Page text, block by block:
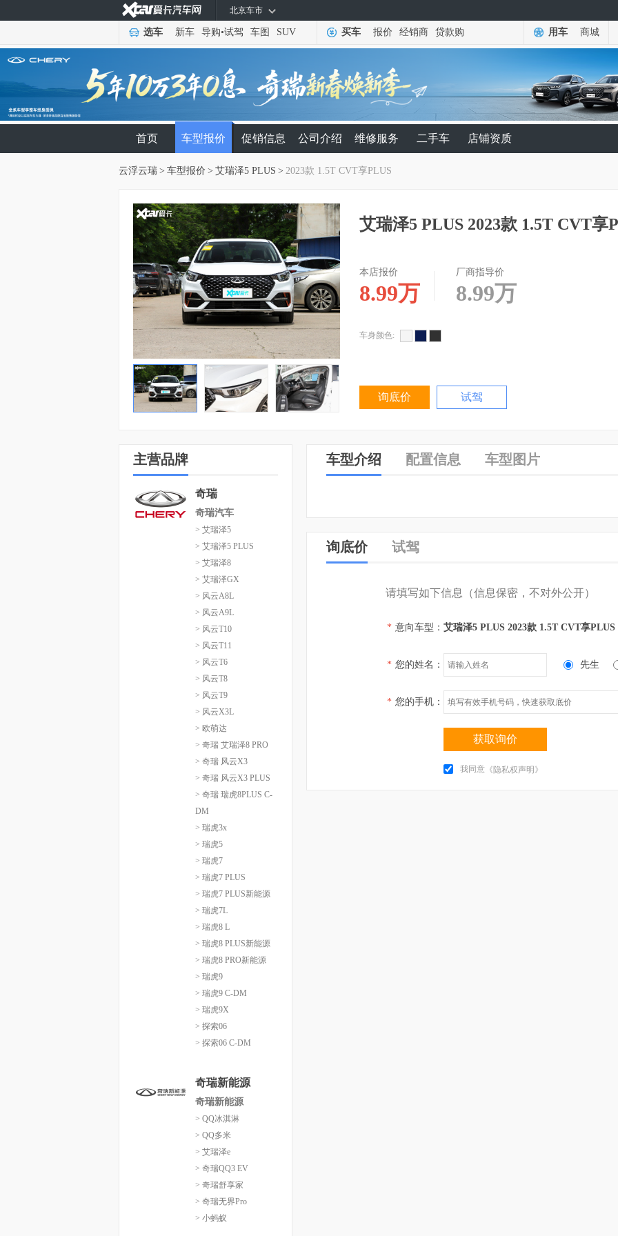
北京车市
选车 新车 导购•试驾 车图 SUV 买车 报价 经销商 贷款购 用车 商城
首页 车型报价 促销信息 公司介绍 维修服务 二手车 店铺资质
云浮云瑞 > 车型报价 > 艾瑞泽5 PLUS > 2023款 1.5T CVT享PLUS
艾瑞泽5 PLUS 2023款 1.5T CVT享
本店报价
8.99万
厂商指导价
8.99万
车身颜色:
询底价 试驾
主营品牌
奇瑞
奇瑞汽车
> 艾瑞泽5
> 艾瑞泽5 PLUS
> 艾瑞泽8
> 艾瑞泽GX
> 风云A8L
> 风云A9L
> 风云T10
> 风云T11
> 风云T6
> 风云T8
> 风云T9
> 风云X3L
> 欧萌达
> 奇瑞 艾瑞泽8 PRO
> 奇瑞 风云X3
> 奇瑞 风云X3 PLUS
> 奇瑞 瑞虎8PLUS C-
DM
> 瑞虎3x
> 瑞虎5
> 瑞虎7
> 瑞虎7 PLUS
> 瑞虎7 PLUS新能源
> 瑞虎7L
> 瑞虎8 L
> 瑞虎8 PLUS新能源
> 瑞虎8 PRO新能源
> 瑞虎9
> 瑞虎9 C-DM
> 瑞虎9X
> 探索06
> 探索06 C-DM
奇瑞新能源
奇瑞新能源
> QQ冰淇淋
> QQ多米
> 艾瑞泽e
> 奇瑞QQ3 EV
> 奇瑞舒享家
> 奇瑞无界Pro
> 小蚂蚁
车型介绍 配置信息 车型图片
询底价 试驾
请填写如下信息（信息保密，不对外公开）
* 意向车型： 艾瑞泽5 PLUS 2023款 1.5T CVT享PLUS
* 您的姓名： 先生
* 您的手机：
获取询价
我同意 《隐私权声明》